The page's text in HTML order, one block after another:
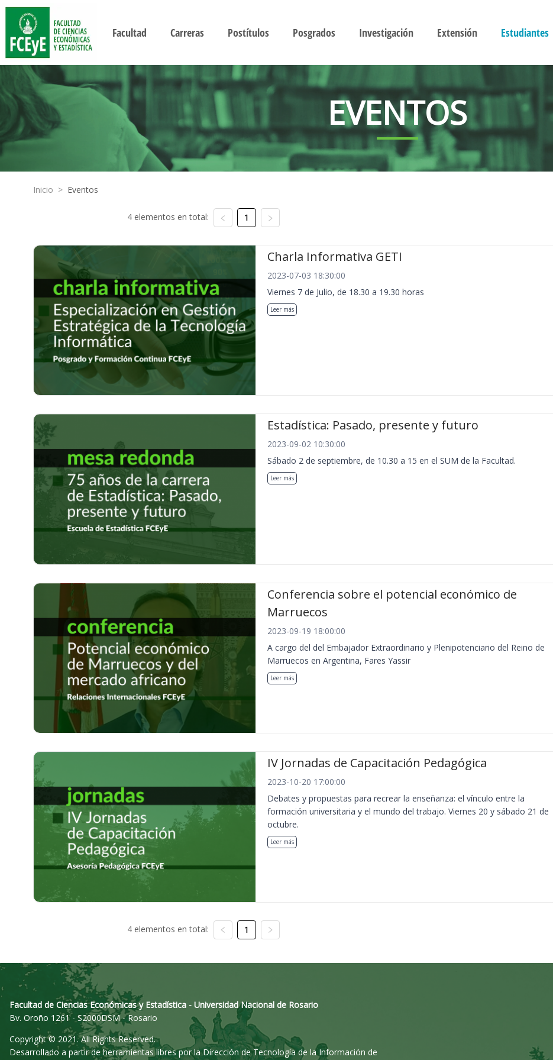
Facultad Carreras Postítulos Posgrados Investigación Extensión Estudiantes
EVENTOS
Inicio > Eventos
4 elementos en total: 1
Charla Informativa GETI
2023-07-03 18:30:00
Viernes 7 de Julio, de 18.30 a 19.30 horas
Leer más
Estadística: Pasado, presente y futuro
2023-09-02 10:30:00
Sábado 2 de septiembre, de 10.30 a 15 en el SUM de la Facultad.
Leer más
Conferencia sobre el potencial económico de
Marruecos
2023-09-19 18:00:00
A cargo del del Embajador Extraordinario y Plenipotenciario del Reino de
Marruecos en Argentina, Fares Yassir
Leer más
IV Jornadas de Capacitación Pedagógica
2023-10-20 17:00:00
Debates y propuestas para recrear la enseñanza: el vínculo entre la
formación universitaria y el mundo del trabajo. Viernes 20 y sábado 21 de
octubre.
Leer más
4 elementos en total: 1
Facultad de Ciencias Económicas y Estadística - Universidad Nacional de Rosario
Bv. Oroño 1261 - S2000DSM - Rosario
Copyright © 2021. All Rights Reserved.
Desarrollado a partir de herramientas libres por la Dirección de Tecnología de la Información de